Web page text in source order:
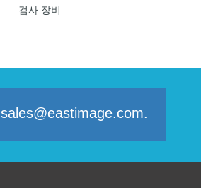
검사 장비
sales@eastimage.com.